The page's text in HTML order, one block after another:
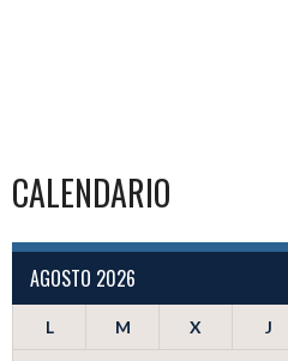
CALENDARIO
AGOSTO 2026
L M X J